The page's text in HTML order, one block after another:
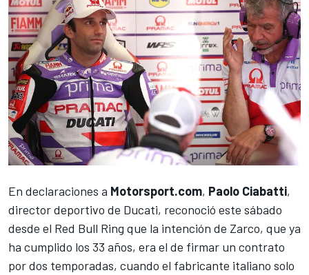
En declaraciones a Motorsport.com, Paolo Ciabatti,
director deportivo de Ducati, reconoció este sábado
desde el Red Bull Ring que la intención de Zarco, que ya
ha cumplido los 33 años, era el de firmar un contrato
por dos temporadas, cuando el fabricante italiano solo